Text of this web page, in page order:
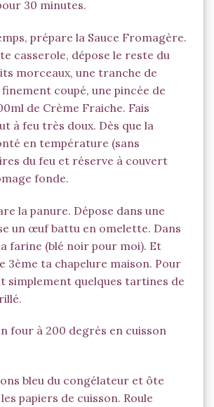
30 minutes.
prépare la Sauce Fromagère.
casserole, dépose le reste du
morceaux, une tranche de
coupé, une pincée de
de Crème Fraiche. Fais
à feu très doux. Dès que la
en température (sans
du feu et réserve à couvert
fonde.
la panure. Dépose dans une
un œuf battu en omelette. Dans
farine (blé noir pour moi). Et
3ème ta chapelure maison. Pour
simplement quelques tartines de
four à 200 degrés en cuisson
bleu du congélateur et ôte
papiers de cuisson. Roule